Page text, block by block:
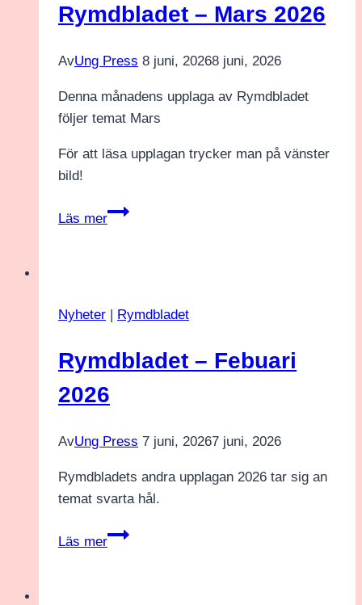
Rymdbladet – Mars 2026
AvUng Press 8 juni, 20268 juni, 2026
Denna månadens upplaga av Rymdbladet
följer temat Mars
För att läsa upplagan trycker man på vänster
bild!
Läs mer
Rymdbladet
Nyheter | Rymdbladet
Rymdbladet – Febuari
2026
AvUng Press 7 juni, 20267 juni, 2026
Rymdbladets andra upplagan 2026 tar sig an
temat svarta hål.
Läs mer
Rymdbladet